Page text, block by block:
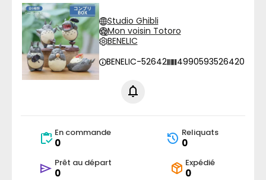
Studio Ghibli
Mon voisin Totoro
BENELIC
BENELIC-52642
4990593526420
En commande
0
Reliquats
0
Prêt au départ
0
Expédié
0